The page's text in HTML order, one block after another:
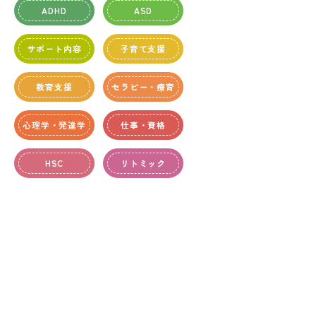
ADHD ASD
サポート内容 子育て支援
教育支援 セラピー・療育
心理学・発達学 仕事・資格
HSC リトミック